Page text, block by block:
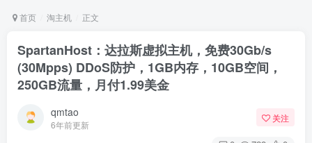
首页 淘主机 正文
SpartanHost：达拉斯虚拟主机，免费30Gb/s
(30Mpps) DDoS防护，1GB内存，10GB空间，
250GB流量，月付1.99美金
qmtao
6年前更新
关注